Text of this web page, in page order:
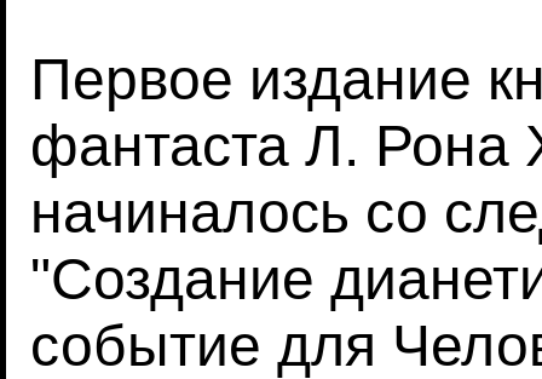
Первое издание
фантаста Л. Рона
начиналось со
"Создание
событие для